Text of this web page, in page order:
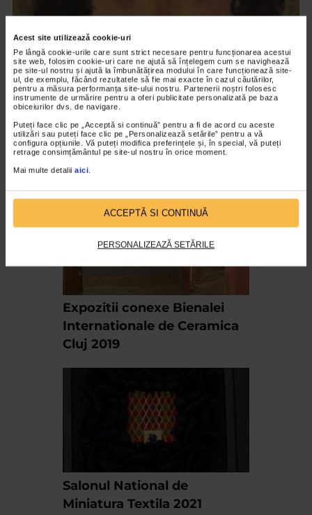
Acest site utilizează cookie-uri
Pe lângă cookie-urile care sunt strict necesare pentru funcționarea acestui
site web, folosim cookie-uri care ne ajută să înțelegem cum se navighează
pe site-ul nostru și ajută la îmbunătățirea modului în care funcționează site-
ul, de exemplu, făcând rezultatele să fie mai exacte în cazul căutărilor,
pentru a măsura performanța site-ului nostru. Partenerii noștri folosesc
instrumente de urmărire pentru a oferi publicitate personalizată pe baza
obiceiurilor dvs. de navigare.
Puteți face clic pe „Acceptă si continuă” pentru a fi de acord cu aceste
utilizări sau puteți face clic pe „Personalizează setările” pentru a vă
configura opțiunile. Vă puteți modifica preferințele și, în special, vă puteți
retrage consimțământul pe site-ul nostru în orice moment.
Mai multe detalii aici
ACCEPTĂ SI CONTINUĂ
PERSONALIZEAZĂ SETĂRILE
CLIPA DE ARTA
Nicolae Tonitza – Pictor al copiilor
169 vizualizari
RECOMANDĂRI
Expozitii conexe Bienalei
Internationale de Ceramica
Cluj 2019
Salonul National de
Miniatura Textila 2021